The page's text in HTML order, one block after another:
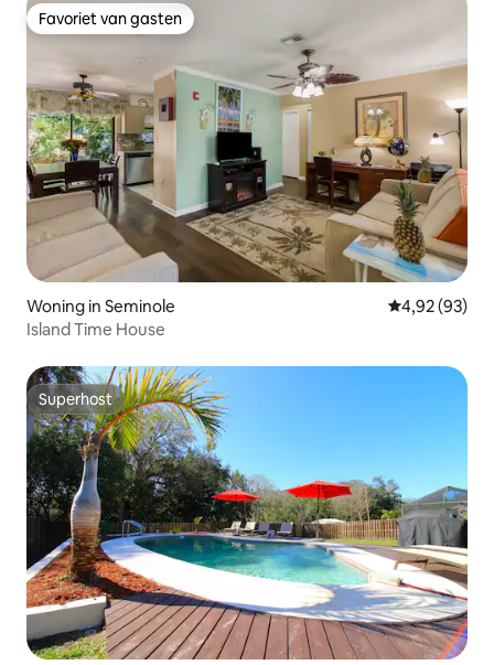
Favoriet van gasten
Favoriet van gasten
Woning in Seminole Gemiddelde
4,92 (93)
Island Time House
Superhost
Superhost